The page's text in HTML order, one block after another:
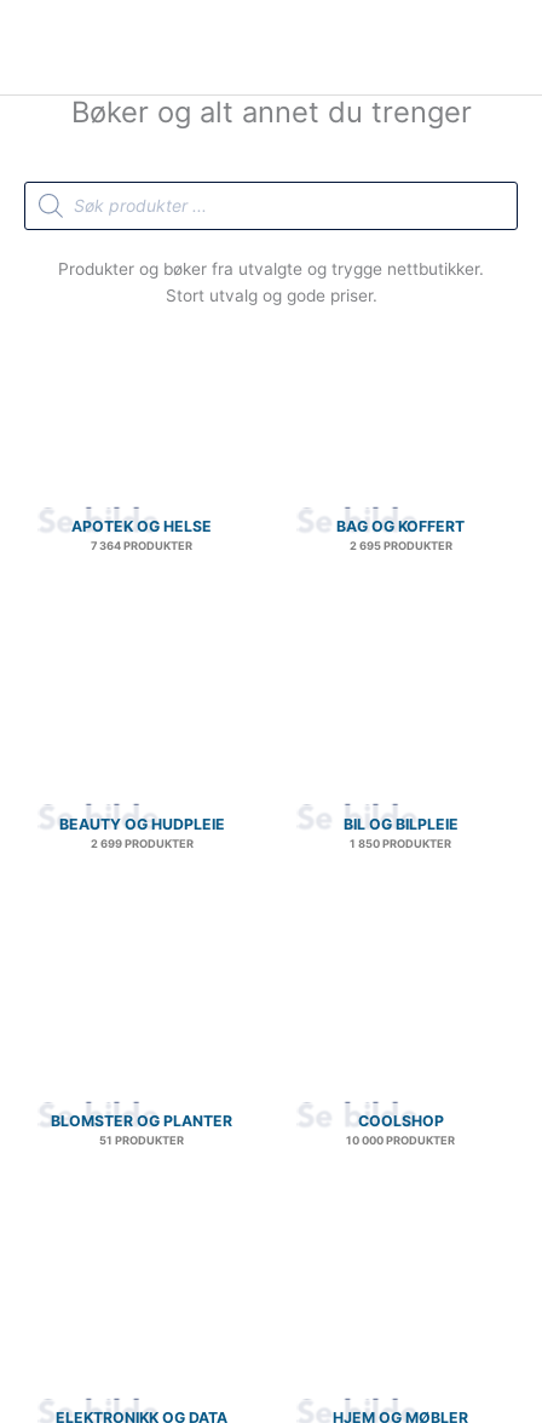
Bøker og alt annet du trenger
Products
search
Produkter og bøker fra utvalgte og trygge nettbutikker.
Stort utvalg og gode priser.
APOTEK OG HELSE
7 364 PRODUKTER
BAG OG KOFFERT
2 695 PRODUKTER
BEAUTY OG HUDPLEIE
2 699 PRODUKTER
BIL OG BILPLEIE
1 850 PRODUKTER
BLOMSTER OG PLANTER
51 PRODUKTER
COOLSHOP
10 000 PRODUKTER
ELEKTRONIKK OG DATA HJEM OG MØBLER